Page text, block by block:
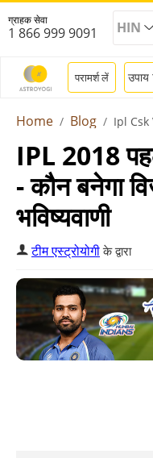
ग्राहक सेवा
1 866 999 9091 HIN
परामर्श लें उपाय
Home Blog Ipl Csk
IPL 2018
- कौन बनेगा
भविष्यवाणी
टीम एस्ट्रोयोगीके द्वारा